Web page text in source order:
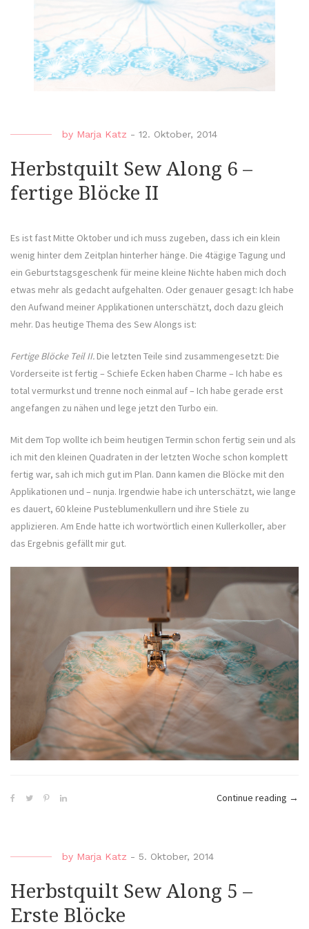
by Marja Katz - 12. Oktober, 2014
Herbstquilt Sew Along 6 –
fertige Blöcke II
Es ist fast Mitte Oktober und ich muss zugeben, dass ich ein klein
wenig hinter dem Zeitplan hinterher hänge. Die 4tägige Tagung und
ein Geburtstagsgeschenk für meine kleine Nichte haben mich doch
etwas mehr als gedacht aufgehalten. Oder genauer gesagt: Ich habe
den Aufwand meiner Applikationen unterschätzt, doch dazu gleich
mehr. Das heutige Thema des Sew Alongs ist:
Fertige Blöcke Teil II. Die letzten Teile sind zusammengesetzt: Die
Vorderseite ist fertig – Schiefe Ecken haben Charme – Ich habe es
total vermurkst und trenne noch einmal auf – Ich habe gerade erst
angefangen zu nähen und lege jetzt den Turbo ein.
Mit dem Top wollte ich beim heutigen Termin schon fertig sein und als
ich mit den kleinen Quadraten in der letzten Woche schon komplett
fertig war, sah ich mich gut im Plan. Dann kamen die Blöcke mit den
Applikationen und – nunja. Irgendwie habe ich unterschätzt, wie lange
es dauert, 60 kleine Pusteblumenkullern und ihre Stiele zu
applizieren. Am Ende hatte ich wortwörtlich einen Kullerkoller, aber
das Ergebnis gefällt mir gut.
Continue reading →
by Marja Katz - 5. Oktober, 2014
Herbstquilt Sew Along 5 –
Erste Blöcke